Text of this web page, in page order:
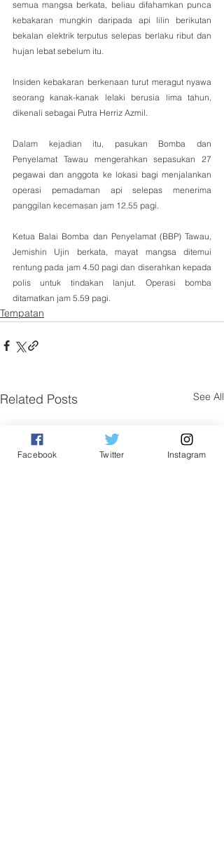
semua mangsa berkata, beliau difahamkan punca
kebakaran mungkin daripada api lilin berikutan
bekalan elektrik terputus selepas berlaku ribut dan
hujan lebat sebelum itu.
Insiden kebakaran berkenaan turut meragut nyawa
seorang kanak-kanak lelaki berusia lima tahun,
dikenali sebagai Putra Herriz Azmil.
Dalam kejadian itu, pasukan Bomba dan
Penyelamat Tawau mengerahkan sepasukan 27
pegawai dan anggota ke lokasi bagi menjalankan
operasi pemadaman api selepas menerima
panggilan kecemasan jam 12.55 pagi.
Ketua Balai Bomba dan Penyelamat (BBP) Tawau,
Jemishin Ujin berkata, mayat mangsa ditemui
rentung pada jam 4.50 pagi dan diserahkan kepada
polis untuk tindakan lanjut. Operasi bomba
ditamatkan jam 5.59 pagi.
Tempatan
Related Posts See All
Facebook Twitter Instagram